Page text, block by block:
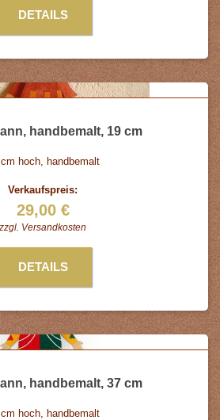
DETAILS
handbemalt, 19 cm
hoch, handbemalt
Verkaufspreis:
29,00 €
zzgl. Versandkosten
DETAILS
handbemalt, 37 cm
hoch, handbemalt